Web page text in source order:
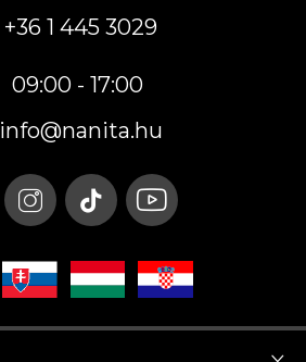
+36 1 445 3029
09:00 - 17:00
info@nanita.hu